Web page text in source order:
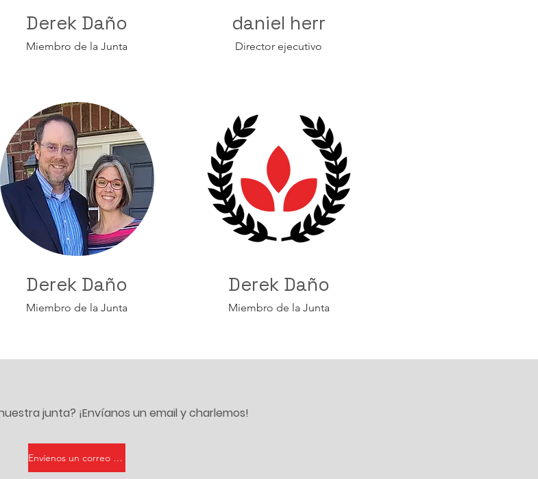
Derek Daño
Miembro de la Junta
Derek Daño
Miembro de la Junta
daniel herr
Director ejecutivo
Derek Daño
Miembro de la Junta
junta? ¡Envíanos un email y charlemos!
Envíenos un correo electrónico